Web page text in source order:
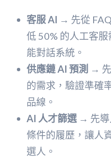
客服 AI → 先從
低 50% 的人工客
能對話系統。
供應鏈 AI 預測 →
的需求，驗證準確
品線。
AI 人才篩選 → 先導
條件的履歷，讓人
選人。